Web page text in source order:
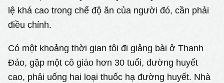
lệ khá cao trong chế độ ăn của người đó, cần phải
điều chỉnh.
Có một khoảng thời gian tôi đi giảng bài ở Thanh
Đảo, gặp một cô giáo hơn 30 tuổi, đường huyết
cao, phải uống hai loại thuốc hạ đường huyết. Nhà